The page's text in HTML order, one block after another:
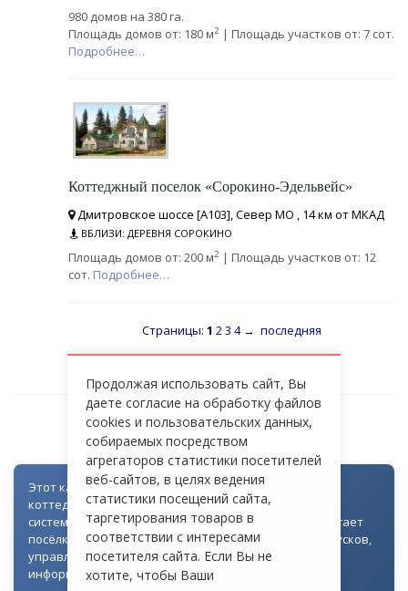
980 домов на 380 га.
Площадь домов от: 180 м2 | Площадь участков от: 7 сот.
Подробнее…
Коттеджный поселок «Сорокино-Эдельвейс»
Дмитровское шоссе [А103], Север МО , 14 км от МКАД
ВБЛИЗИ: ДЕРЕВНЯ СОРОКИНО
Площадь домов от: 200 м2 | Площадь участков от: 12
сот. Подробнее…
Страницы: 1 23 4 → последняя
СЕВЕРО-ВОСТОК МО
Этот каталог создан как часть цифровой экосистемы
коттеджных посёлков: для всех объектов доступна
система контроля доступа через Telegram. Она помогает
посёлкам автоматизировать выдачу гостевых пропусков,
управлять доступом на территорию и оперативно
информировать жителей
Продолжая использовать сайт, Вы
даете согласие на обработку файлов
cookies и пользовательских данных,
собираемых посредством
агрегаторов статистики посетителей
веб-сайтов, в целях ведения
статистики посещений сайта,
таргетирования товаров в
соответствии с интересами
посетителя сайта. Если Вы не
хотите, чтобы Ваши